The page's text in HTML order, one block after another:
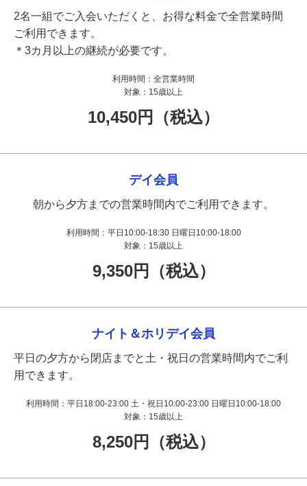
2名一組でご入会いただくと、お得な料金で全営業時間
ご利用できます。
＊3カ月以上の継続が必要です。
利用時間： 全営業時間
対象： 15歳以上
10,450円（税込）
デイ会員
朝から夕方までの営業時間内でご利用できます。
利用時間： 平日10:00-18:30 日曜日10:00-18:00
対象： 15歳以上
9,350円（税込）
ナイト＆ホリデイ会員
平日の夕方から閉店までと土・祝日の営業時間内でご利
用できます。
利用時間： 平日18:00-23:00 土・祝日10:00-23:00 日曜日10:00-18:00
対象： 15歳以上
8,250円（税込）